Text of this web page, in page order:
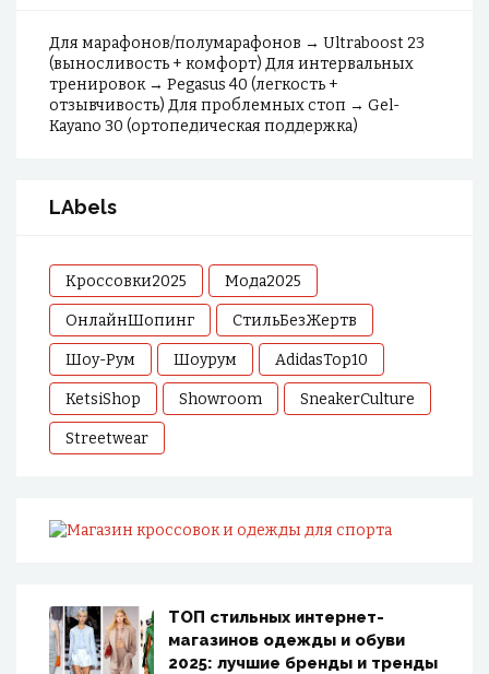
Для марафонов/полумарафонов → Ultraboost 23
(выносливость + комфорт) Для интервальных
тренировок → Pegasus 40 (легкость +
отзывчивость) Для проблемных стоп → Gel-
Kayano 30 (ортопедическая поддержка)
LAbels
Кроссовки2025 Мода2025
ОнлайнШопинг СтильБезЖертв
Шоу-Рум Шоурум AdidasTop10
KetsiShop Showroom SneakerCulture
Streetwear
ТОП стильных интернет-
магазинов одежды и обуви
2025: лучшие бренды и тренды